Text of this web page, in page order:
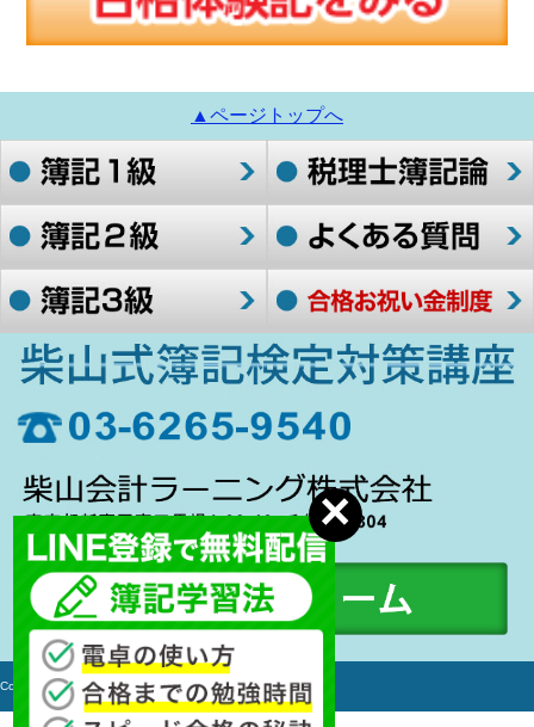
▲ページトップへ
Copyright c 2006-2017 簿記検定対策講座 All rights Reserved.